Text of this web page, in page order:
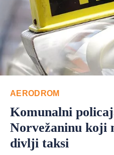
AERODROM
Komunalni
Norvežaninu koji
divlji taksi